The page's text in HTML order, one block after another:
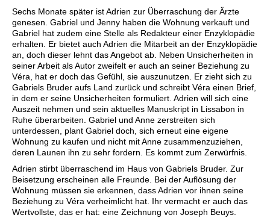
Sechs Monate später ist Adrien zur Überraschung der Ärzte
genesen. Gabriel und Jenny haben die Wohnung verkauft und
Gabriel hat zudem eine Stelle als Redakteur einer Enzyklopädie
erhalten. Er bietet auch Adrien die Mitarbeit an der Enzyklopädie
an, doch dieser lehnt das Angebot ab. Neben Unsicherheiten in
seiner Arbeit als Autor zweifelt er auch an seiner Beziehung zu
Véra, hat er doch das Gefühl, sie auszunutzen. Er zieht sich zu
Gabriels Bruder aufs Land zurück und schreibt Véra einen Brief,
in dem er seine Unsicherheiten formuliert. Adrien will sich eine
Auszeit nehmen und sein aktuelles Manuskript in Lissabon in
Ruhe überarbeiten. Gabriel und Anne zerstreiten sich
unterdessen, plant Gabriel doch, sich erneut eine eigene
Wohnung zu kaufen und nicht mit Anne zusammenzuziehen,
deren Launen ihn zu sehr fordern. Es kommt zum Zerwürfnis.
Adrien stirbt überraschend im Haus von Gabriels Bruder. Zur
Beisetzung erscheinen alle Freunde. Bei der Auflösung der
Wohnung müssen sie erkennen, dass Adrien vor ihnen seine
Beziehung zu Véra verheimlicht hat. Ihr vermacht er auch das
Wertvollste, das er hat: eine Zeichnung von Joseph Beuys.